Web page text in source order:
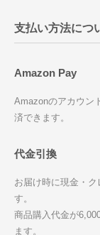
支払い方法につ
Amazon Pay
Amazonのアカウン
済できます。
代金引換
お届け時に現金・
す。
商品購入代金が
ます。